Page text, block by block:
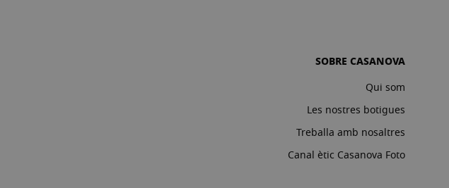
SOBRE CASANOVA
Qui som
Les nostres botigues
Treballa amb nosaltres
Canal ètic Casanova Foto